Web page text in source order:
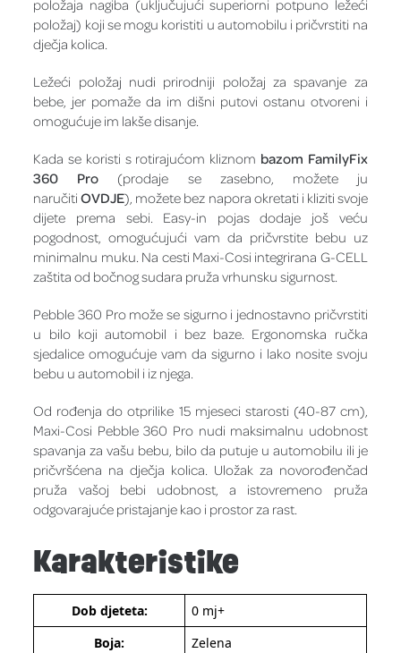
položaja nagiba (uključujući superiorni potpuno ležeći
položaj) koji se mogu koristiti u automobilu i pričvrstiti na
dječja kolica.
Ležeći položaj nudi prirodniji položaj za spavanje za
bebe, jer pomaže da im dišni putovi ostanu otvoreni i
omogućuje im lakše disanje.
Kada se koristi s rotirajućom kliznom bazom FamilyFix
360 Pro (prodaje se zasebno, možete ju
naručitiOVDJE), možete bez napora okretati i kliziti svoje
dijete prema sebi. Easy-in pojas dodaje još veću
pogodnost, omogućujući vam da pričvrstite bebu uz
minimalnu muku. Na cesti Maxi-Cosi integrirana G-CELL
zaštita od bočnog sudara pruža vrhunsku sigurnost.
Pebble 360 Pro može se sigurno i jednostavno pričvrstiti
u bilo koji automobil i bez baze. Ergonomska ručka
sjedalice omogućuje vam da sigurno i lako nosite svoju
bebu u automobil i iz njega.
Od rođenja do otprilike 15 mjeseci starosti (40-87 cm),
Maxi-Cosi Pebble 360 Pro nudi maksimalnu udobnost
spavanja za vašu bebu, bilo da putuje u automobilu ili je
pričvršćena na dječja kolica. Uložak za novorođenčad
pruža vašoj bebi udobnost, a istovremeno pruža
odgovarajuće pristajanje kao i prostor za rast.
Karakteristike
Dob djeteta:
0 mj+
Boja:
Zelena